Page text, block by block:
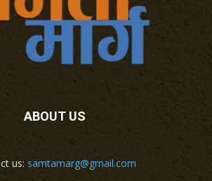
ABOUT US
us: samtamarg@gmail.com